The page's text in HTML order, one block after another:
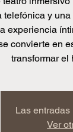
telefónica y
experiencia
convierte en
transformar el
Las entradas
Ver